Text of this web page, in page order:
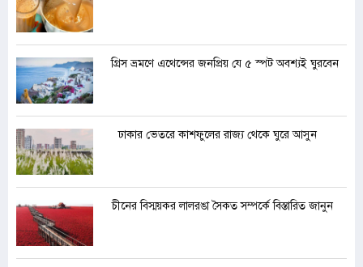
গ্রিস ভ্রমণে এথেন্সের জনপ্রিয় যে ৫ স্পট অবশ্যই ঘুরবেন
ঢাকার ভেতরে কাশফুলের রাজ্য থেকে ঘুরে আসুন
চীনের বিস্ময়কর লালরঙা সৈকত সম্পর্কে বিস্তারিত জানুন